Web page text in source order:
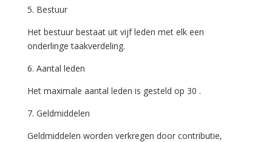
5. Bestuur
Het bestuur bestaat uit vijf leden met elk een
onderlinge taakverdeling.
6. Aantal leden
Het maximale aantal leden is gesteld op 30 .
7. Geldmiddelen
Geldmiddelen worden verkregen door contributie,